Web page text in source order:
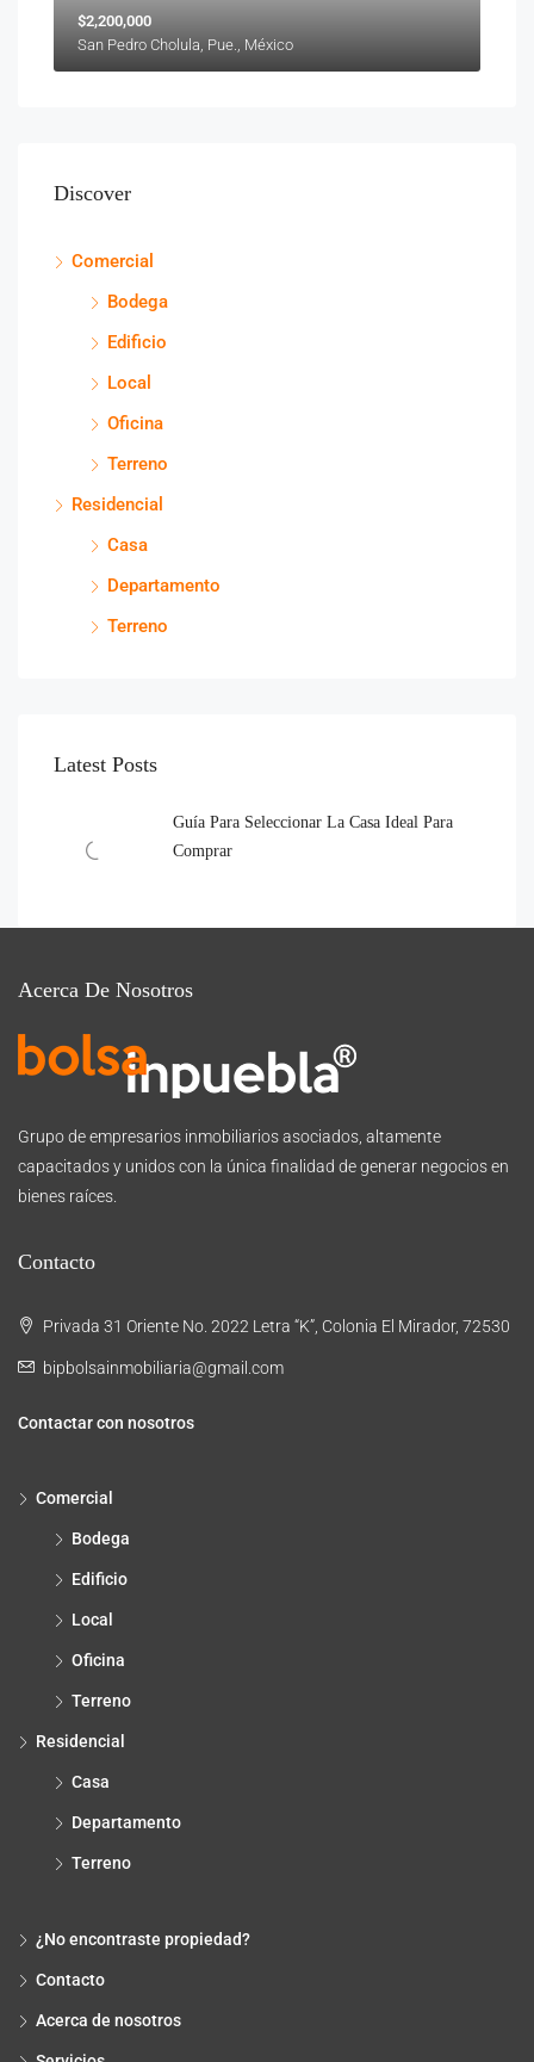
$2,200,000
San Pedro Cholula, Pue., México
Discover
Comercial
Bodega
Edificio
Local
Oficina
Terreno
Residencial
Casa
Departamento
Terreno
Latest Posts
Guía Para Seleccionar La Casa Ideal Para
Comprar
Acerca De Nosotros
Grupo de empresarios inmobiliarios asociados, altamente
capacitados y unidos con la única finalidad de generar negocios en
bienes raíces.
Contacto
Privada 31 Oriente No. 2022 Letra “K”, Colonia El Mirador, 72530
bipbolsainmobiliaria@gmail.com
Contactar con nosotros
Comercial
Bodega
Edificio
Local
Oficina
Terreno
Residencial
Casa
Departamento
Terreno
¿No encontraste propiedad?
Contacto
Acerca de nosotros